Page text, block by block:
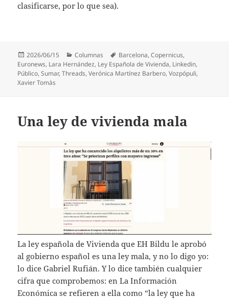
clasificarse, por lo que sea).
Publicado
el
2026/06/15 Categorías
Columnas Etiquetas
Barcelona,Copernicus,
Euronews, Lara Hernández, Ley Española de Vivienda, Linkedin,
Público,Sumar,Threads,Verónica Martínez Barbero,Vozpópuli,
Xavier Tomàs
Una ley de vivienda mala
La ley española de Vivienda que EH Bildu le aprobó
al gobierno español es una ley mala, y no lo digo yo:
lo dice Gabriel Rufián. Y lo dice también cualquier
cifra que comprobemos: en La Información
Económica se refieren a ella como “la ley que ha